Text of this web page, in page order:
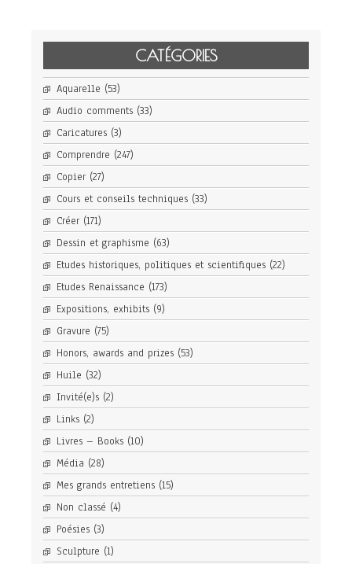
CATÉGORIES
Aquarelle (53)
Audio comments (33)
Caricatures (3)
Comprendre (247)
Copier (27)
Cours et conseils techniques (33)
Créer (171)
Dessin et graphisme (63)
Etudes historiques, politiques et scientifiques (22)
Etudes Renaissance (173)
Expositions, exhibits (9)
Gravure (75)
Honors, awards and prizes (53)
Huile (32)
Invité(e)s (2)
Links (2)
Livres – Books (10)
Média (28)
Mes grands entretiens (15)
Non classé (4)
Poésies (3)
Sculpture (1)